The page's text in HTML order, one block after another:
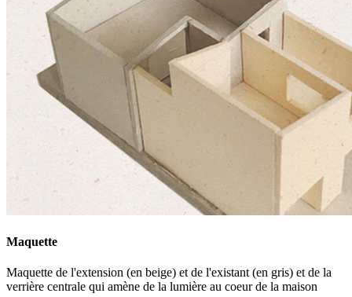
Maquette
Maquette de l'extension (en beige) et de l'existant (en gris) et de la
verrière centrale qui amène de la lumière au coeur de la maison